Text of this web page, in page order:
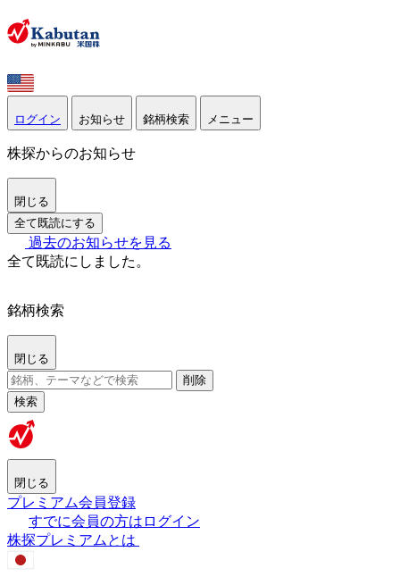
ログイン お知らせ 銘柄検索 メニュー
株探からのお知らせ
閉じる
全て既読にする
過去のお知らせを見る
全て既読にしました。
銘柄検索
閉じる
削除
検索
閉じる
プレミアム会員登録
すでに会員の方はログイン
株探プレミアムとは